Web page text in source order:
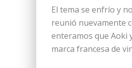
El tema se enfrío y
reunió nuevamente
enteramos que Aoki
marca francesa de